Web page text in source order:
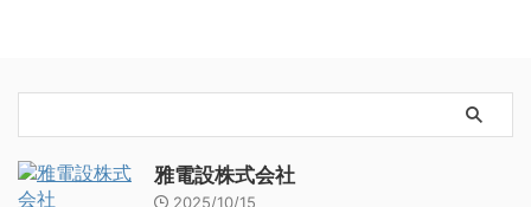
雅電設株式会社
2025/10/15